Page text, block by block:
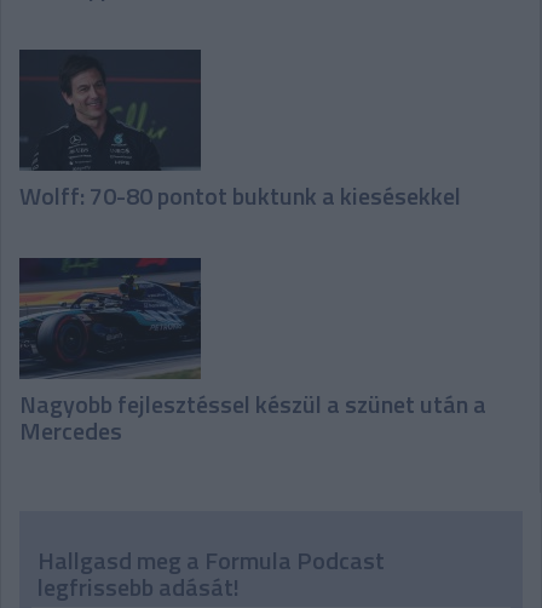
Wolff: 70-80 pontot buktunk a kiesésekkel
Nagyobb fejlesztéssel készül a szünet után a
Mercedes
Hallgasd meg a Formula Podcast
legfrissebb adását!